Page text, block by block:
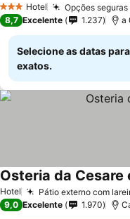
3 EstrelasHotel Opções
8,7 Excelente 1.237 a
Selecione as datas
exatos.
Hotel Pátio externo com
Osteria da Cesare
9,0 Excelente 1.970